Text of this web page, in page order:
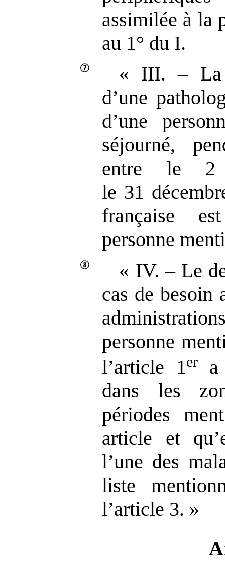
assimilée à la
au 1° du I.
« III. – La
d’une
d’une
séjourné,
entre le
le 31
française
personne
« IV. – Le
cas de besoin
personne
l’article 1era
dans les
périodes
article et
l’une des
liste
l’article 3. »